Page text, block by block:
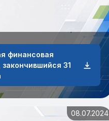
финансовая
31
08.07.2024